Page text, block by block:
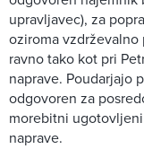
upravljavec), za
oziroma
ravno tako kot pri
naprave. Poudarjajo
odgovoren za
morebitni
naprave.